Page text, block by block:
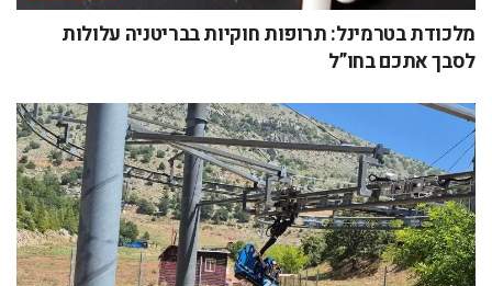
מלכודת בטרמינל: תרופות חוקיות בבריטניה עלולות
לסבך אתכם בחו”ל